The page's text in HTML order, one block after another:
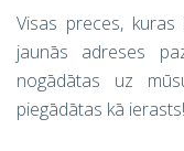
Visas preces,
jaunās adreses
nogādātas uz
piegādātas kā ierasts!